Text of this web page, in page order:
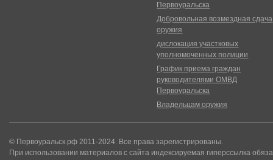
Первоуральска
Добровольная возмездная сдача
оружия
дислокация участковых
уполномоченных полиции
График приема граждан
руководителями ОМВД
Первоуральска
Владельцам оружия
© Первоуральск.рф 2011-2024. Все права зарегистрированы.
При использовании материалов с сайта индексируемая гиперссылка